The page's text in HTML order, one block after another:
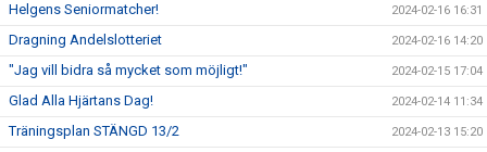
Helgens Seniormatcher! 2024-02-16 16:31
Dragning Andelslotteriet 2024-02-16 14:20
"Jag vill bidra så mycket som möjligt!" 2024-02-15 17:04
Glad Alla Hjärtans Dag! 2024-02-14 11:34
Träningsplan STÄNGD 13/2 2024-02-13 15:20